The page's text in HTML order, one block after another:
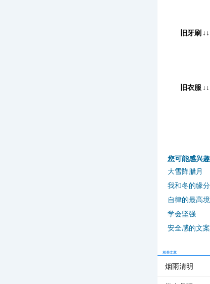
旧牙刷
旧衣服
您可能感兴
大雪降腊月
我和冬的缘分
自律的最高
学会坚强
安全感的文案
相关文章
烟雨清明